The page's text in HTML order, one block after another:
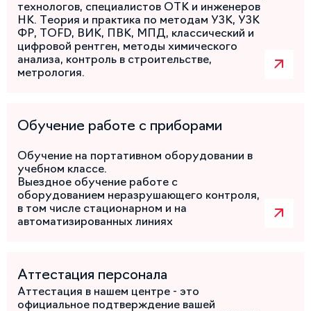
технологов, специалистов ОТК и инженеров
НК. Теория и практика по методам УЗК, УЗК
ФР, TOFD, ВИК, ПВК, МПД, классический и
цифровой рентген, методы химического
анализа, контроль в строительстве,
метрология.
Обучение работе с приборами
Обучение на портативном оборудовании в
учебном классе.
Выездное обучение работе с
оборудованием неразрушающего контроля,
в том числе стационарном и на
автоматизированных линиях
Аттестация персонала
Аттестация в нашем центре - это
официальное подтверждение вашей